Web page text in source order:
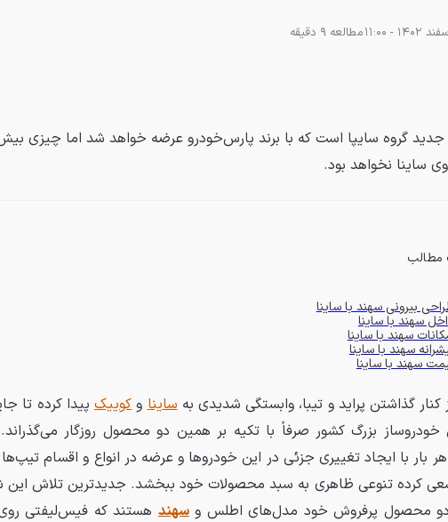
مطالعه 9 دقیقه
گروه سایپا است که با برند پارس‌خودرو عرضه خواهد شد اما چیزی
ساینا نخواهد بود.
مطالب
بیرونی سهند با ساینا
سهند با ساینا
سهند با ساینا
سهند با ساینا
سهند با ساینا
گذاشتن پراید و تیبا، وابستگی شدیدی بهسایناوکوییکپیدا کرده تا
بزرگ کشور صرفاً با تکیه بر همین دو محصول روزگار
هر بار با ایجاد تغییری جزئی در این خودروها و عرضه در انواع و اقسام
کرده تنوعی ظاهری به سبد محصولات خود ببخشد. جدیدترین تلاش این
دو محصول پرفروش خود مدل‌های اطلس وسهندهستند که فیس‌لیفتی